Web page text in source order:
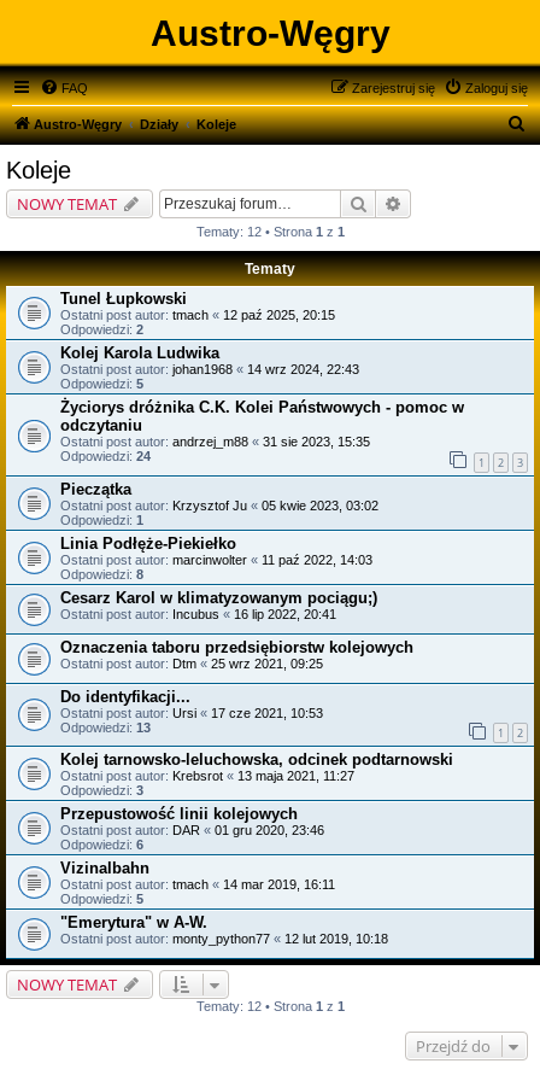
Austro-Węgry
FAQ Zaloguj się
Zarejestruj się
Austro-Węgry Działy Koleje
S
j
Koleje
NOWY TEMAT Szukaj
Tematy: 12 • Strona 1 z 1
Tematy
Tunel Łupkowski
Ostatni post autor: tmach « 12 paź 2025, 20:15
Odpowiedzi: 2
Kolej Karola Ludwika
Ostatni post autor: johan1968 « 14 wrz 2024, 22:43
Odpowiedzi: 5
Życiorys dróżnika C.K. Kolei Państwowych - pomoc w
odczytaniu
Ostatni post autor: andrzej_m88 « 31 sie 2023, 15:35
Odpowiedzi: 24 1 2 3
Pieczątka
Ostatni post autor: Krzysztof Ju « 05 kwie 2023, 03:02
Odpowiedzi: 1
Linia Podłęże-Piekiełko
Ostatni post autor: marcinwolter « 11 paź 2022, 14:03
Odpowiedzi: 8
Cesarz Karol w klimatyzowanym pociągu;)
Ostatni post autor: Incubus « 16 lip 2022, 20:41
Oznaczenia taboru przedsiębiorstw kolejowych
Ostatni post autor: Dtm « 25 wrz 2021, 09:25
Do identyfikacji...
Ostatni post autor: Ursi « 17 cze 2021, 10:53
Odpowiedzi: 13 1 2
Kolej tarnowsko-leluchowska, odcinek podtarnowski
Ostatni post autor: Krebsrot « 13 maja 2021, 11:27
Odpowiedzi: 3
Przepustowość linii kolejowych
Ostatni post autor: DAR « 01 gru 2020, 23:46
Odpowiedzi: 6
Vizinalbahn
Ostatni post autor: tmach « 14 mar 2019, 16:11
Odpowiedzi: 5
"Emerytura" w A-W.
Ostatni post autor: monty_python77 « 12 lut 2019, 10:18
NOWY TEMAT
Tematy: 12 • Strona 1 z 1
Przejdź do